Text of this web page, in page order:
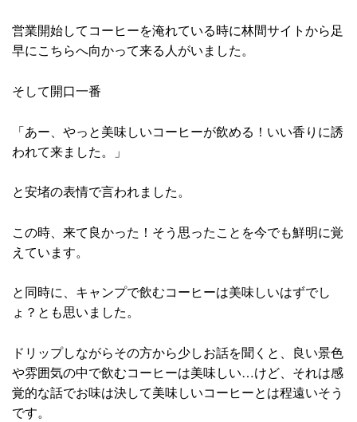
営業開始してコーヒーを淹れている時に林間サイトから足
早にこちらへ向かって来る人がいました。
そして開口一番
「あー、やっと美味しいコーヒーが飲める！いい香りに誘
われて来ました。」
と安堵の表情で言われました。
この時、来て良かった！そう思ったことを今でも鮮明に覚
えています。
と同時に、キャンプで飲むコーヒーは美味しいはずでし
ょ？とも思いました。
ドリップしながらその方から少しお話を聞くと、良い景色
や雰囲気の中で飲むコーヒーは美味しい…けど、それは感
覚的な話でお味は決して美味しいコーヒーとは程遠いそう
です。